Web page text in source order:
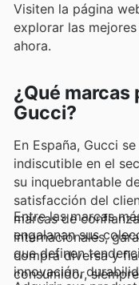
Visiten la página
explorar las
ahora.
¿Qué
Gucci?
En España, Gucci
indiscutible en el
su inquebrantable
satisfacción del
marcas de
internacionales,
compra diversa y
consumidor,
Entre las marcas
engalanan sus
que definen
innovación,